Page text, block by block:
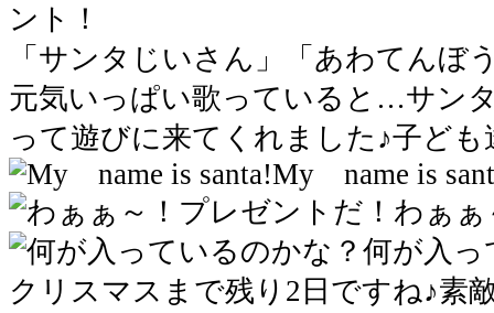
ント！
「サンタじいさん」「あわてんぼ
元気いっぱい歌っていると…サン
って遊びに来てくれました♪子ど
My name is
わぁ
何が入っ
クリスマスまで残り2日ですね♪素